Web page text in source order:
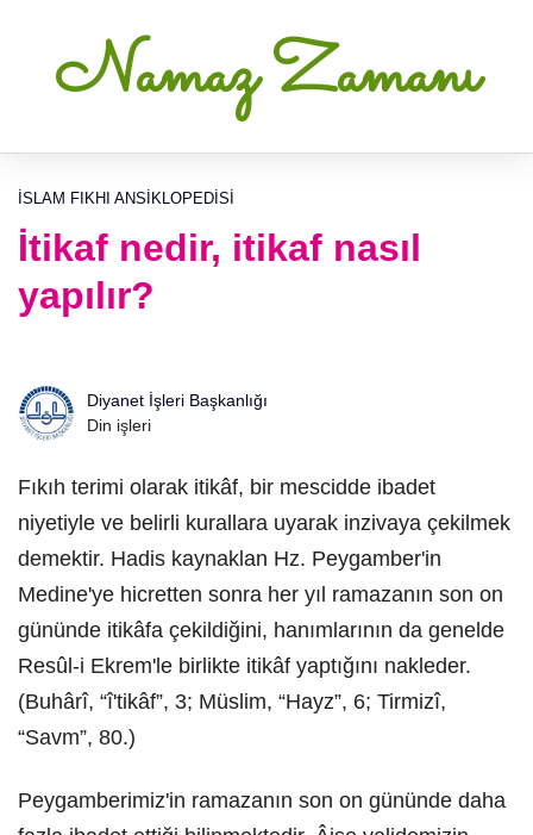
Namaz Zamanı
İSLAM FIKHI ANSIKLOPEDISI
İtikaf nedir, itikaf nasıl
yapılır?
Diyanet İşleri Başkanlığı
Din işleri
Fıkıh terimi olarak itikâf, bir mescidde ibadet
niyetiyle ve belirli kurallara uyarak inzivaya çekilmek
demektir. Hadis kaynaklan Hz. Peygamber'in
Medine'ye hicretten sonra her yıl ramazanın son on
gününde itikâfa çekildiğini, hanımlarının da genelde
Resûl-i Ekrem'le birlikte itikâf yaptığını nakleder.
(Buhârî, “î'tikâf”, 3; Müslim, “Hayz”, 6; Tirmizî,
“Savm”, 80.)
Peygamberimiz'in ramazanın son on gününde daha